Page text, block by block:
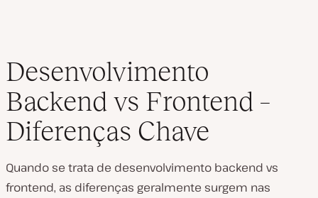
Desenvolvimento
Backend vs Frontend –
Diferenças Chave
Quando se trata de desenvolvimento backend vs
frontend, as diferenças geralmente surgem nas